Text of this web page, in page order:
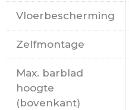
Vloerbescherming
Zelfmontage
Max. barblad
hoogte
(bovenkant)